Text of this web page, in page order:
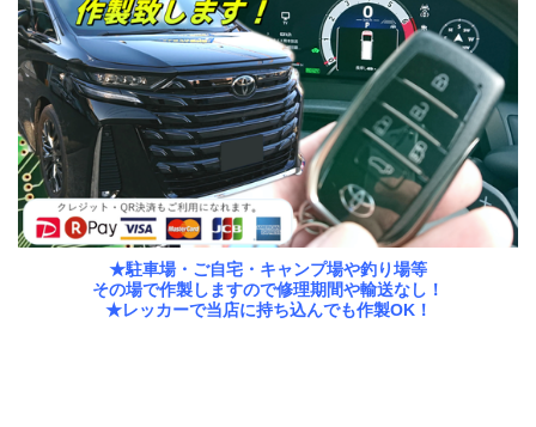
★駐車場・ご自宅・キャンプ場や釣り場等
その場で作製しますので修理期間や輸送なし！
★レッカーで当店に持ち込んでも作製OK！